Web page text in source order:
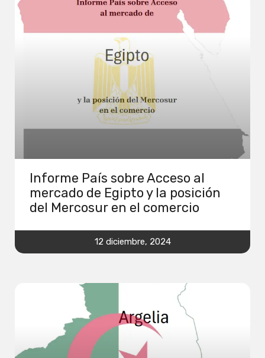
Informe País sobre Acceso al
mercado de Egipto y la posición
del Mercosur en el comercio
12 diciembre, 2024